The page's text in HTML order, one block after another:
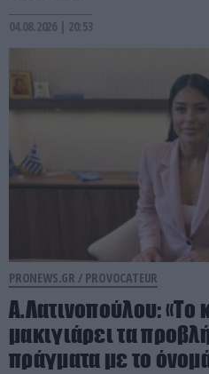
04.08.2026 | 20:53
PRONEWS.GR / PROVOCATEUR
Α.Λατινοπούλου: «Το
μακιγιάρει τα
πράγματα με το